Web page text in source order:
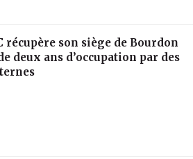
récupère son siège de Bourdon
deux ans d’occupation par des